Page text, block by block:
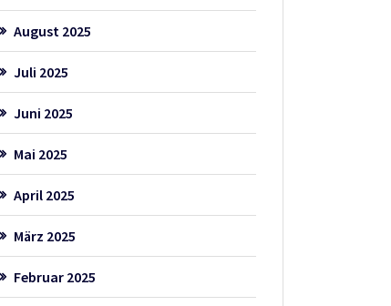
August 2025
Juli 2025
Juni 2025
Mai 2025
April 2025
März 2025
Februar 2025